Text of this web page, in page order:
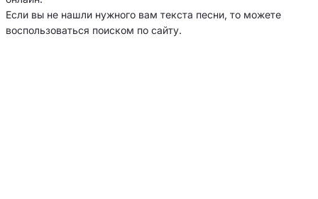
Если вы не нашли нужного вам текста песни, то можете
воспользоваться поиском по сайту.